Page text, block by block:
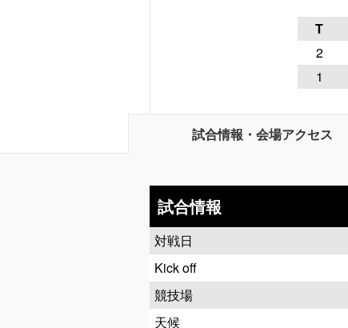
T
2
1
試合情報・会場アクセス
試合情報
対戦日
Kick off
競技場
天候